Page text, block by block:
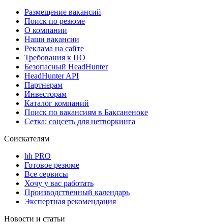
Размещение вакансий
Поиск по резюме
О компании
Наши вакансии
Реклама на сайте
Требования к ПО
Безопасный HeadHunter
HeadHunter API
Партнерам
Инвесторам
Каталог компаний
Поиск по вакансиям в Баксаненоке
Сетка: соцсеть для нетворкинга
Соискателям
hh PRO
Готовое резюме
Все сервисы
Хочу у вас работать
Производственный календарь
Экспертная рекомендация
Новости и статьи